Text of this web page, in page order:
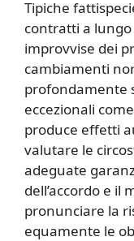
Tipiche
contratti a
improvvise dei
cambiamenti
profondamente
eccezionali
produce effetti
valutare le
adeguate
dell’accordo e il
pronunciare la
equamente le